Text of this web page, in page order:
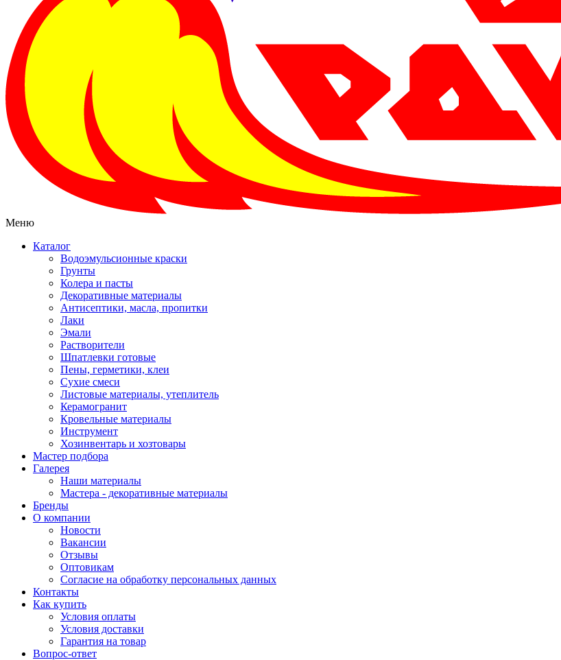
Меню
Каталог
Водоэмульсионные краски
Грунты
Колера и пасты
Декоративные материалы
Антисептики, масла, пропитки
Лаки
Эмали
Растворители
Шпатлевки готовые
Пены, герметики, клеи
Сухие смеси
Листовые материалы, утеплитель
Керамогранит
Кровельные материалы
Инструмент
Хозинвентарь и хозтовары
Мастер подбора
Галерея
Наши материалы
Мастера - декоративные материалы
Бренды
О компании
Новости
Вакансии
Отзывы
Оптовикам
Cогласие на обработку персональных данных
Контакты
Как купить
Условия оплаты
Условия доставки
Гарантия на товар
Вопрос-ответ